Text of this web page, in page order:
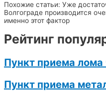
Похожие статьи: Уже
Волгограде производится
именно этот фактор
Рейтинг
Пункт приема лома
Пункт приема